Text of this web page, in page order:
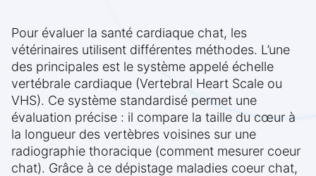
Pour évaluer la santé cardiaque chat, les
vétérinaires utilisent différentes méthodes. L’une
des principales est le système appelé échelle
vertébrale cardiaque (Vertebral Heart Scale ou
VHS). Ce système standardisé permet une
évaluation précise : il compare la taille du cœur à
la longueur des vertèbres voisines sur une
radiographie thoracique (comment mesurer coeur
chat). Grâce à ce dépistage maladies coeur chat,